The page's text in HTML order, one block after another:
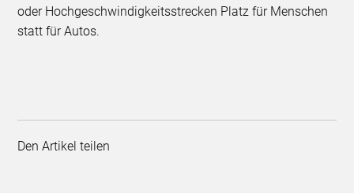
oder Hochgeschwindigkeitsstrecken Platz für Menschen
statt für Autos.
Den Artikel teilen